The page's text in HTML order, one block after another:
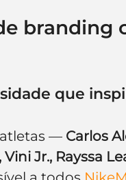
branding
que
— Carlos
Jr., Rayssa